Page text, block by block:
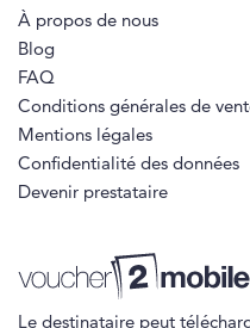
À propos de nous
Blog
FAQ
Conditions générales de
Mentions légales
Confidentialité des données
Devenir prestataire
Le destinataire peut